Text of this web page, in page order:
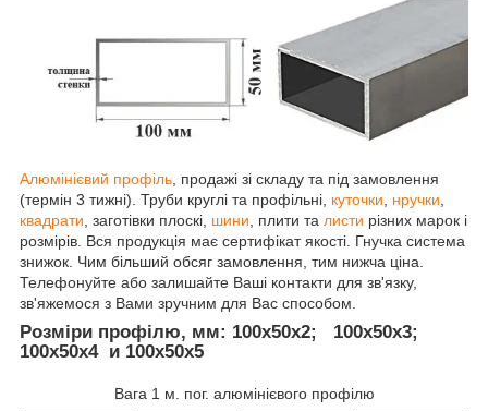
Алюмінієвий профіль, продажі зі складу та під замовлення
(термін 3 тижні). Труби круглі та профільні, куточки, нручки,
квадрати, заготівки плоскі, шини, плити та листи різних марок і
розмірів. Вся продукція має сертифікат якості. Гнучка система
знижок. Чим більший обсяг замовлення, тим нижча ціна.
Телефонуйте або залишайте Ваші контакти для зв'язку,
зв'яжемося з Вами зручним для Вас способом.
Розміри профілю, мм: 100х50х2; 100х50х3;
100х50х4 и 100х50х5
Вага 1 м. пог. алюмінієвого профілю